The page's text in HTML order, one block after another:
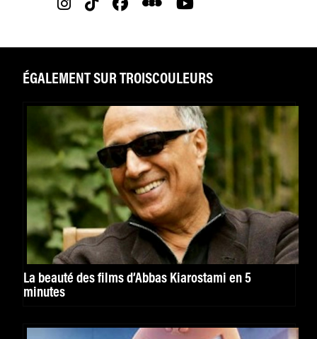
ÉGALEMENT SUR TROISCOULEURS
La beauté des films d’Abbas Kiarostami en 5
minutes